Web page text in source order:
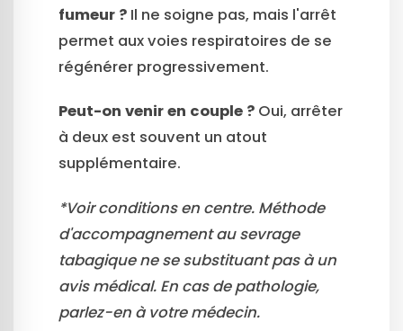
fumeur ? Il ne soigne pas, mais l'arrêt
permet aux voies respiratoires de se
régénérer progressivement.
Peut-on venir en couple ? Oui, arrêter
à deux est souvent un atout
supplémentaire.
*Voir conditions en centre. Méthode
d'accompagnement au sevrage
tabagique ne se substituant pas à un
avis médical. En cas de pathologie,
parlez-en à votre médecin.